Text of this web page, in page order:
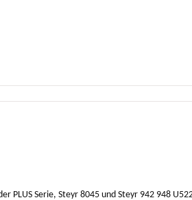
PLUS Serie, Steyr 8045 und Steyr 942 948